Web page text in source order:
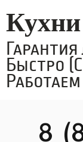
Быстро
Работаем
8